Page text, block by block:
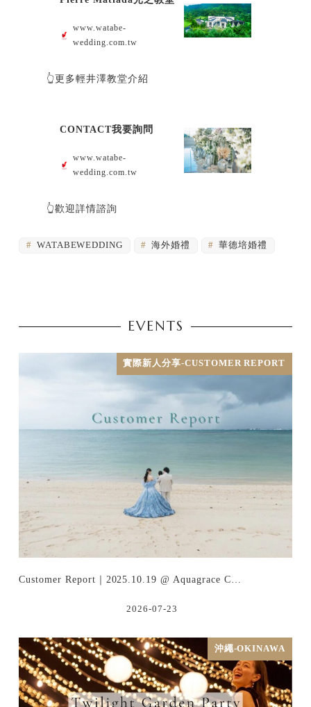
www.watabe-
wedding.com.tw
👆更多輕井澤教堂介紹
CONTACT我要詢問
www.watabe-
wedding.com.tw
👆歡迎詳情諮詢
WATABEWEDDING 海外婚禮 華德培婚禮
EVENTS
實際新人分享-CUSTOMER REPORT
Customer Report｜2025.10.19 @ Aquagrace C…
2026-07-23
沖繩-OKINAWA